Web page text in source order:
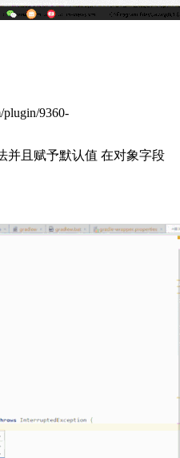
plugin/9360-
并且赋予默认值 在对象字段